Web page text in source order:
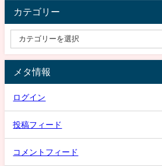
カテゴリー
メタ情報
ログイン
投稿フィード
コメントフィード